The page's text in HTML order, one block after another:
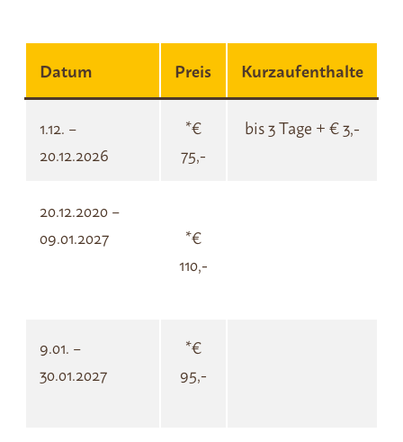
Datum Preis Kurzaufenthalte
1.12. –
20.12.2026
*€
75,-
bis 3 Tage + € 3,-
20.12.2020 –
09.01.2027
*€
110,-
9.01. –
30.01.2027
*€
95,-